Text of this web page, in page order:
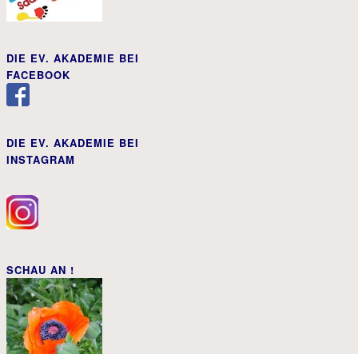
DIE EV. AKADEMIE BEI
FACEBOOK
DIE EV. AKADEMIE BEI
INSTAGRAM
SCHAU AN !